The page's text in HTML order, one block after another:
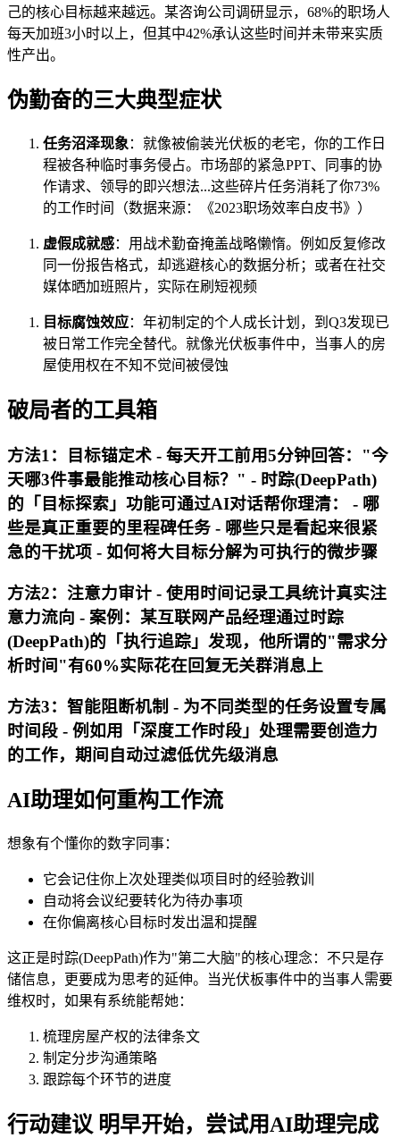
己的核心目标越来越远。某咨询公司调研显示，68%的职场人
每天加班3小时以上，但其中42%承认这些时间并未带来实质
性产出。
伪勤奋的三大典型症状
任务沼泽现象 ：就像被偷装光伏板的老宅，你的工作日
程被各种临时事务侵占。市场部的紧急PPT、同事的协
作请求、领导的即兴想法...这些碎片任务消耗了你73%
的工作时间（数据来源：《2023职场效率白皮书》）
虚假成就感：用战术勤奋掩盖战略懒惰。例如反复修改
同一份报告格式，却逃避核心的数据分析；或者在社交
媒体晒加班照片，实际在刷短视频
目标腐蚀效应：年初制定的个人成长计划，到Q3发现已
被日常工作完全替代。就像光伏板事件中，当事人的房
屋使用权在不知不觉间被侵蚀
破局者的工具箱
方法1：目标锚定术 - 每天开工前用5分钟回答："今
天哪3件事最能推动核心目标？" - 时踪(DeepPath)
的「目标探索」功能可通过AI对话帮你理清： - 哪
些是真正重要的里程碑任务 - 哪些只是看起来很紧
急的干扰项 - 如何将大目标分解为可执行的微步骤
方法2：注意力审计 - 使用时间记录工具统计真实注
意力流向 - 案例：某互联网产品经理通过时踪
(DeepPath)的「执行追踪」发现，他所谓的"需求分
析时间"有60%实际花在回复无关群消息上
方法3：智能阻断机制 - 为不同类型的任务设置专属
时间段 - 例如用「深度工作时段」处理需要创造力
的工作，期间自动过滤低优先级消息
AI助理如何重构工作流
想象有个懂你的数字同事：
它会记住你上次处理类似项目时的经验教训
自动将会议纪要转化为待办事项
在你偏离核心目标时发出温和提醒
这正是时踪(DeepPath)作为"第二大脑"的核心理念：不只是存
储信息，更要成为思考的延伸。当光伏板事件中的当事人需要
维权时，如果有系统能帮她：
梳理房屋产权的法律条文
制定分步沟通策略
跟踪每个环节的进度
行动建议 明早开始，尝试用AI助理完成